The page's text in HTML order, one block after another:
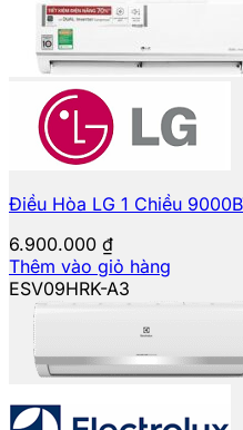
Điều Hòa LG 1 Chiều
6.900.000 ₫
Thêm vào giỏ hàng
ESV09HRK-A3